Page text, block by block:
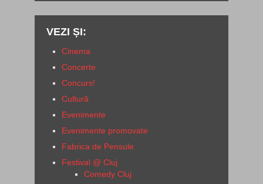
VEZI ȘI:
Cinema
Concerte
Concurs!
Cultură
Evenimente
Evenimente promovate
Fabrica de Pensule
Festival @ Cluj
Comedy Cluj